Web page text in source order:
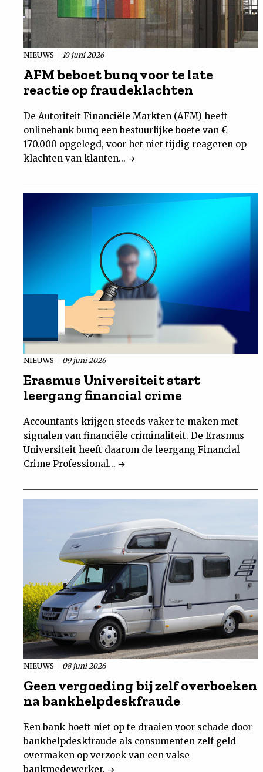
NIEUWS 10 juni 2026
AFM beboet bunq voor te late
reactie op fraudeklachten
De Autoriteit Financiële Markten (AFM) heeft
onlinebank bunq een bestuurlijke boete van €
170.000 opgelegd, voor het niet tijdig reageren op
klachten van klanten...
NIEUWS 09 juni 2026
Erasmus Universiteit start
leergang financial crime
Accountants krijgen steeds vaker te maken met
signalen van financiële criminaliteit. De Erasmus
Universiteit heeft daarom de leergang Financial
Crime Professional...
NIEUWS 08 juni 2026
Geen vergoeding bij zelf overboeken
na bankhelpdeskfraude
Een bank hoeft niet op te draaien voor schade door
bankhelpdeskfraude als consumenten zelf geld
overmaken op verzoek van een valse
bankmedewerker.